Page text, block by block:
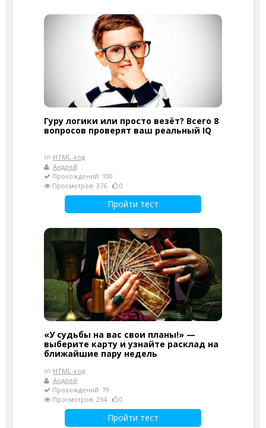
Гуру логики или просто везёт? Всего 8
вопросов проверят ваш реальный IQ
HTML-код
Андрей
Прохождений: 100
Просмотров: 376
0
Пройти тест
«У судьбы на вас свои планы!» —
выберите карту и узнайте расклад на
ближайшие пару недель
HTML-код
Андрей
Прохождений: 79
Просмотров: 234
0
Пройти тест